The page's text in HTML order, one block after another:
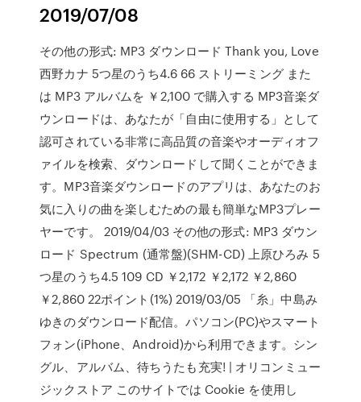
2019/07/08
その他の形式: MP3 ダウンロード Thank you, Love
西野カナ 5つ星のうち4.6 66 ストリーミング また
は MP3 アルバムを ￥2,100 で購入する MP3音楽ダ
ウンロードは、あなたが「自由に使用する」として
認可されている非常に高品質の音楽やオーディオフ
ァイルを検索、ダウンロードして聞くことができま
す。MP3音楽ダウンロードのアプリは、あなたのお
気に入りの曲を楽しむための最も簡単なMP3プレー
ヤーです。 2019/04/03 その他の形式: MP3 ダウン
ロード Spectrum (通常盤)(SHM-CD) 上原ひろみ 5
つ星のうち4.5 109 CD ￥2,172 ￥2,172 ￥2,860
￥2,860 22ポイント(1%) 2019/03/05 「糸」中島み
ゆきのダウンロード配信。パソコン(PC)やスマート
フォン(iPhone、Android)から利用できます。シン
グル、アルバム、待ちうたも充実! | オリコンミュー
ジックストア このサイトでは Cookie を使用し